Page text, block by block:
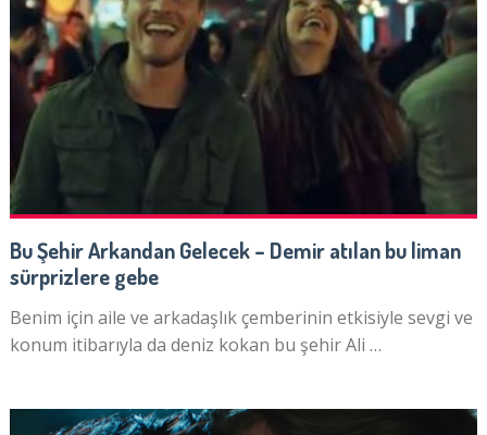
Bu Şehir Arkandan Gelecek – Demir atılan bu liman
sürprizlere gebe
Benim için aile ve arkadaşlık çemberinin etkisiyle sevgi ve
konum itibarıyla da deniz kokan bu şehir Ali …